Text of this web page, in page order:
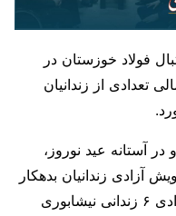
فولاد خوزستان در
تعدادی از زندانیان
آستانه عید نوروز،
آزادی زندانیان بدهکار
مالی محل زادگاه خود، زمینه ساز آزادی ۶ زندانی نیشابوری